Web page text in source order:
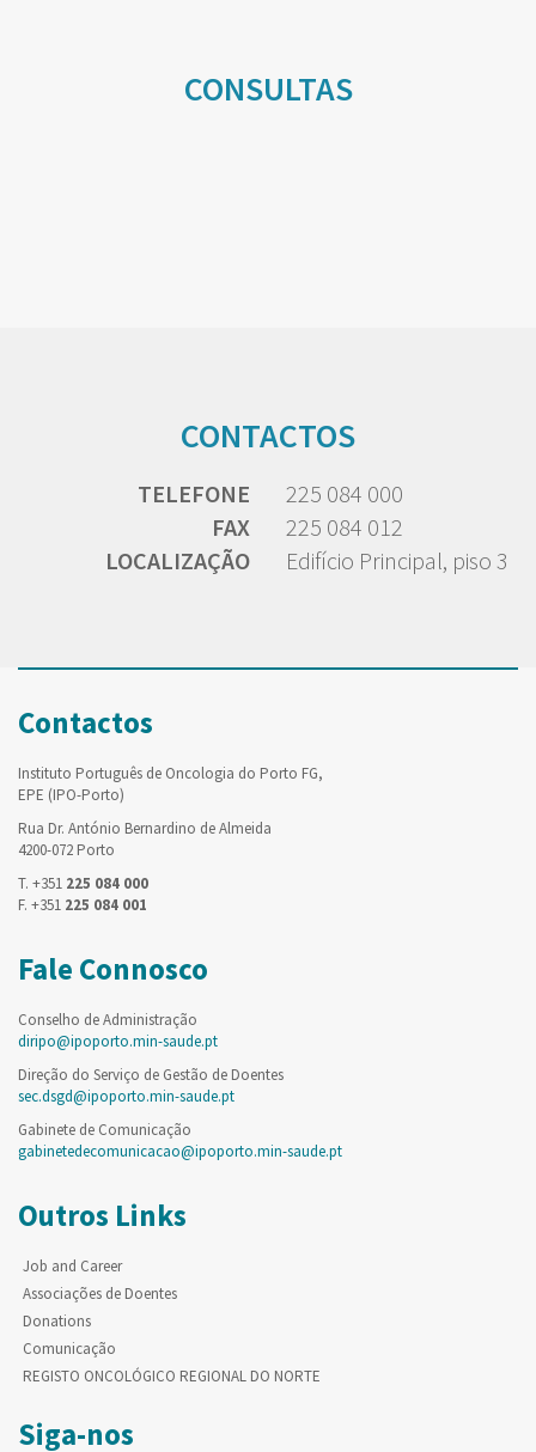
CONSULTAS
CONTACTOS
TELEFONE
225 084 000
FAX
225 084 012
LOCALIZAÇÃO
Edifício Principal, piso 3
Contactos
Instituto Português de Oncologia do Porto FG,
EPE (IPO-Porto)
Rua Dr. António Bernardino de Almeida
4200-072 Porto
T. +351 225 084 000
F. +351 225 084 001
Fale Connosco
Conselho de Administração
diripo@ipoporto.min-saude.pt
Direção do Serviço de Gestão de Doentes
sec.dsgd@ipoporto.min-saude.pt
Gabinete de Comunicação
gabinetedecomunicacao@ipoporto.min-saude.pt
Outros Links
Job and Career
Associações de Doentes
Donations
Comunicação
REGISTO ONCOLÓGICO REGIONAL DO NORTE
Siga-nos